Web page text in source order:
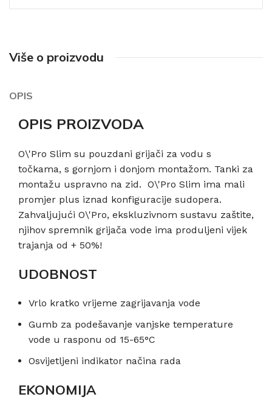
Više o proizvodu
OPIS
OPIS PROIZVODA
O\'Pro Slim su pouzdani grijači za vodu s
točkama, s gornjom i donjom montažom. Tanki za
montažu uspravno na zid. O\'Pro Slim ima mali
promjer plus iznad konfiguracije sudopera.
Zahvaljujući O\'Pro, ekskluzivnom sustavu zaštite,
njihov spremnik grijača vode ima produljeni vijek
trajanja od + 50%!
UDOBNOST
Vrlo kratko vrijeme zagrijavanja vode
Gumb za podešavanje vanjske temperature
vode u rasponu od 15-65°C
Osvijetljeni indikator načina rada
EKONOMIJA